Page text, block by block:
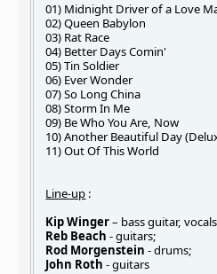
01) Midnight Driver of a Love
02) Queen Babylon
03) Rat Race
04) Better Days Comin'
05) Tin Soldier
06) Ever Wonder
07) So Long China
08) Storm In Me
09) Be Who You Are, Now
10) Another Beautiful Day
11) Out Of This World
Line-up :
Kip Winger– bass guitar,
Reb Beach - guitars;
Rod Morgenstein - drums;
John Roth - guitars